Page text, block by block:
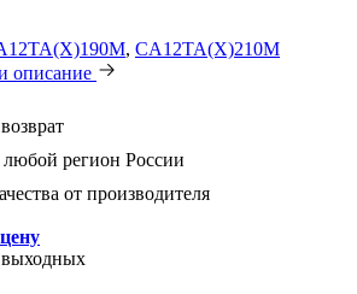
, CA12TA(X)210M
описание
любой регион России
от производителя
выходных